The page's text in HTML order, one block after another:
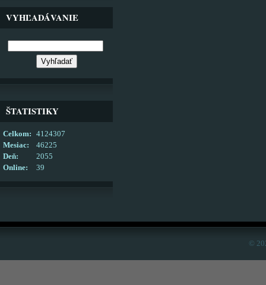
VYHĽADÁVANIE
ŠTATISTIKY
Online: 39
Celkom:
4124307
Mesiac:
46225
Deň:
2055
©